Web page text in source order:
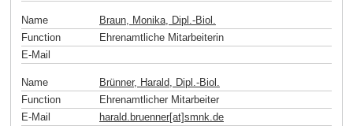
Name
Braun, Monika, Dipl.-Biol.
Function
Ehrenamtliche Mitarbeiterin
E-Mail
Name
Brünner, Harald, Dipl.-Biol.
Function
Ehrenamtlicher Mitarbeiter
E-Mail
harald.bruenner[at]smnk.de